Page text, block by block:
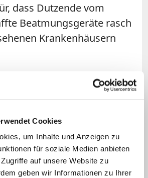
Cookies
um Inhalte und Anzeigen zu
für soziale Medien anbieten
auf unsere Website zu
geben wir Informationen zu Ihrer
dass Dutzende vom
Beatmungsgeräte rasch
Krankenhäusern
will jedem helfen, der Hilfe
egal, ob gläubig oder
wieder. "Weder strafe
belohne ich wahre
Evangelium mache
Die Auswirkungen